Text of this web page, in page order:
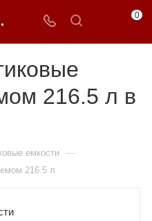
| 0FFER 0
216.5 л в
емкости —
216.5 л